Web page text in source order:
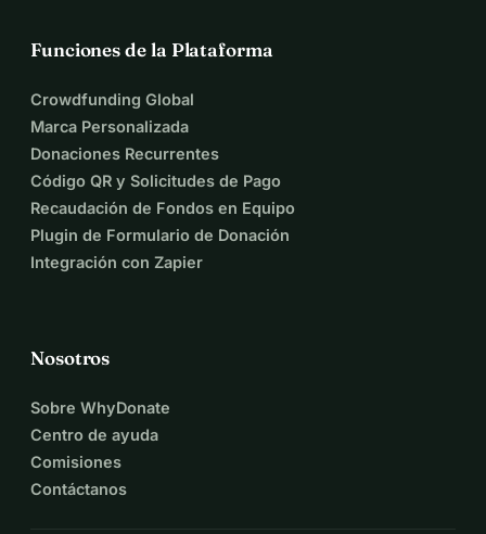
Funciones de la Plataforma
Crowdfunding Global
Marca Personalizada
Donaciones Recurrentes
Código QR y Solicitudes de Pago
Recaudación de Fondos en Equipo
Plugin de Formulario de Donación
Integración con Zapier
Nosotros
Sobre WhyDonate
Centro de ayuda
Comisiones
Contáctanos